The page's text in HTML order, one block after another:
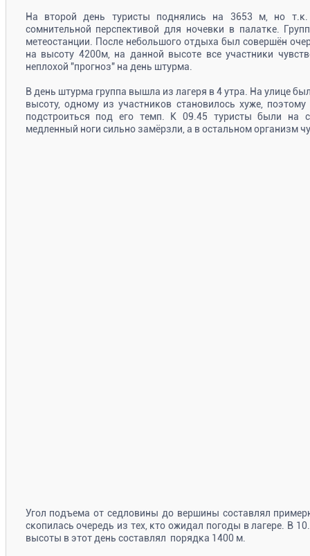
На второй день туристы поднялись на 3653 м, но
сомнительной перспективой для ночевки в палатке.
метеостанции. После небольшого отдыха был совершён
на высоту 4200м, на данной высоте все участники
неплохой "прогноз" на день штурма.
В день штурма группа вышла из лагеря в 4 утра. На улице
высоту, одному из участников становилось хуже,
подстроиться под его темп. К 09.45 туристы были на
медленный ноги сильно замёрзли, а в остальном организм
Угол подъема от седловины до вершины составлял
скопилась очередь из тех, кто ожидал погоды в лагере. В
высоты в этот день составлял порядка 1400 м.